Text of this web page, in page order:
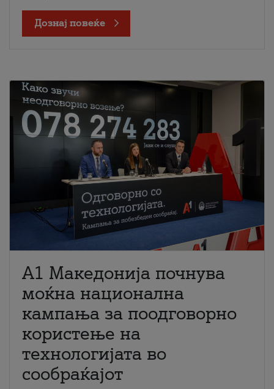
Дознај повеќе
A1 Македонија почнува
моќна национална
кампања за поодговорно
користење на
технологијата во
сообраќајот